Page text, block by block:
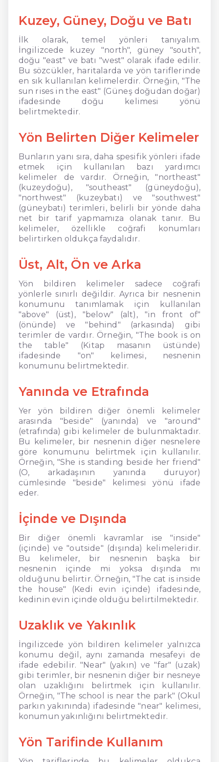
Kuzey, Güney, Doğu ve Batı
İlk olarak, temel yönleri tanıyalım.
İngilizcede kuzey "north", güney "south",
doğu "east" ve batı "west" olarak ifade edilir.
Bu sözcükler, haritalarda ve yön tariflerinde
en sık kullanılan kelimelerdir. Örneğin, "The
sun rises in the east" (Güneş doğudan doğar)
ifadesinde doğu kelimesi yönü
belirtmektedir.
Yön Belirten Diğer Kelimeler
Bunların yanı sıra, daha spesifik yönleri ifade
etmek için kullanılan bazı yardımcı
kelimeler de vardır. Örneğin, "northeast"
(kuzeydoğu), "southeast" (güneydoğu),
"northwest" (kuzeybatı) ve "southwest"
(güneybatı) terimleri, belirli bir yönde daha
net bir tarif yapmamıza olanak tanır. Bu
kelimeler, özellikle coğrafi konumları
belirtirken oldukça faydalıdır.
Üst, Alt, Ön ve Arka
Yön bildiren kelimeler sadece coğrafi
yönlerle sınırlı değildir. Ayrıca bir nesnenin
konumunu tanımlamak için kullanılan
"above" (üst), "below" (alt), "in front of"
(önünde) ve "behind" (arkasında) gibi
terimler de vardır. Örneğin, "The book is on
the table" (Kitap masanın üstünde)
ifadesinde "on" kelimesi, nesnenin
konumunu belirtmektedir.
Yanında ve Etrafında
Yer yön bildiren diğer önemli kelimeler
arasında "beside" (yanında) ve "around"
(etrafında) gibi kelimeler de bulunmaktadır.
Bu kelimeler, bir nesnenin diğer nesnelere
göre konumunu belirtmek için kullanılır.
Örneğin, "She is standing beside her friend"
(O, arkadaşının yanında duruyor)
cümlesinde "beside" kelimesi yönü ifade
eder.
İçinde ve Dışında
Bir diğer önemli kavramlar ise "inside"
(içinde) ve "outside" (dışında) kelimeleridir.
Bu kelimeler, bir nesnenin başka bir
nesnenin içinde mi yoksa dışında mı
olduğunu belirtir. Örneğin, "The cat is inside
the house" (Kedi evin içinde) ifadesinde,
kedinin evin içinde olduğu belirtilmektedir.
Uzaklık ve Yakınlık
İngilizcede yön bildiren kelimeler yalnızca
konumu değil, aynı zamanda mesafeyi de
ifade edebilir. "Near" (yakın) ve "far" (uzak)
gibi terimler, bir nesnenin diğer bir nesneye
olan uzaklığını belirtmek için kullanılır.
Örneğin, "The school is near the park" (Okul
parkın yakınında) ifadesinde "near" kelimesi,
konumun yakınlığını belirtmektedir.
Yön Tarifinde Kullanım